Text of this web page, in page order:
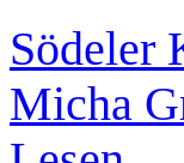
Södeler
Micha